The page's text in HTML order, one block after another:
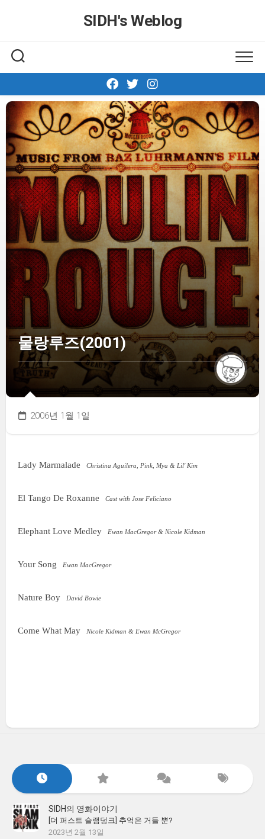
SIDH′s Weblog
물랑루즈(2001)
2006년 1월 1일
Lady Marmalade Christina Aguilera, Pink, Mya & Lil' Kim
El Tango De Roxanne Cast with Jose Feliciano
Elephant Love Medley Ewan MacGregor & Nicole Kidman
Your Song Ewan MacGregor
Nature Boy David Bowie
Come What May Nicole Kidman & Ewan McGregor
SIDH의 영화이야기
[더 퍼스트 슬램덩크] 추억은 거들 뿐?
2023년 2월 13일